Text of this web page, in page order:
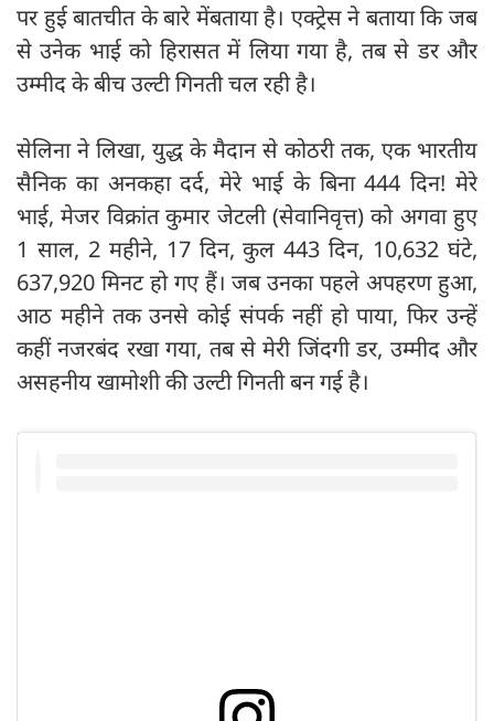
पर हुई बातचीत के बारे मेंबताया है। एक्ट्रेस ने बताया कि जब
से उनेक भाई को हिरासत में लिया गया है, तब से डर और
उम्मीद के बीच उल्टी गिनती चल रही है।
सेलिना ने लिखा, युद्ध के मैदान से कोठरी तक, एक भारतीय
सैनिक का अनकहा दर्द, मेरे भाई के बिना 444 दिन! मेरे
भाई, मेजर विक्रांत कुमार जेटली (सेवानिवृत्त) को अगवा हुए
1 साल, 2 महीने, 17 दिन, कुल 443 दिन, 10,632 घंटे,
637,920 मिनट हो गए हैं। जब उनका पहले अपहरण हुआ,
आठ महीने तक उनसे कोई संपर्क नहीं हो पाया, फिर उन्हें
कहीं नजरबंद रखा गया, तब से मेरी जिंदगी डर, उम्मीद और
असहनीय खामोशी की उल्टी गिनती बन गई है।